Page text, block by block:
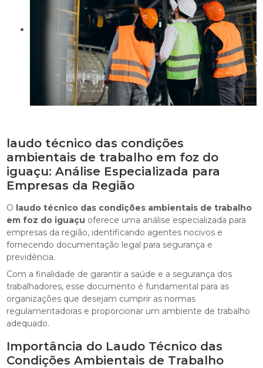
laudo técnico das condições
ambientais de trabalho em foz do
iguaçu: Análise Especializada para
Empresas da Região
O laudo técnico das condições ambientais de trabalho
em foz do iguaçu oferece uma análise especializada para
empresas da região, identificando agentes nocivos e
fornecendo documentação legal para segurança e
previdência.
Com a finalidade de garantir a saúde e a segurança dos
trabalhadores, esse documento é fundamental para as
organizações que desejam cumprir as normas
regulamentadoras e proporcionar um ambiente de trabalho
adequado.
Importância do Laudo Técnico das
Condições Ambientais de Trabalho